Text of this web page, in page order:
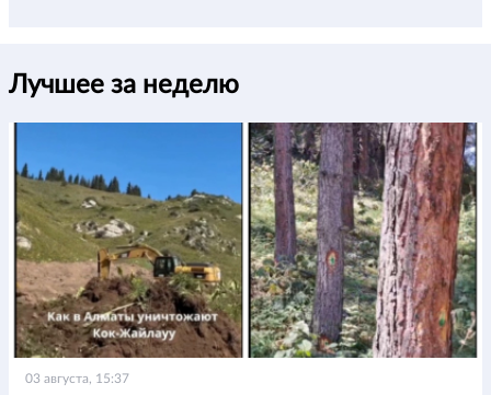
Лучшее за неделю
03 августа, 15:37